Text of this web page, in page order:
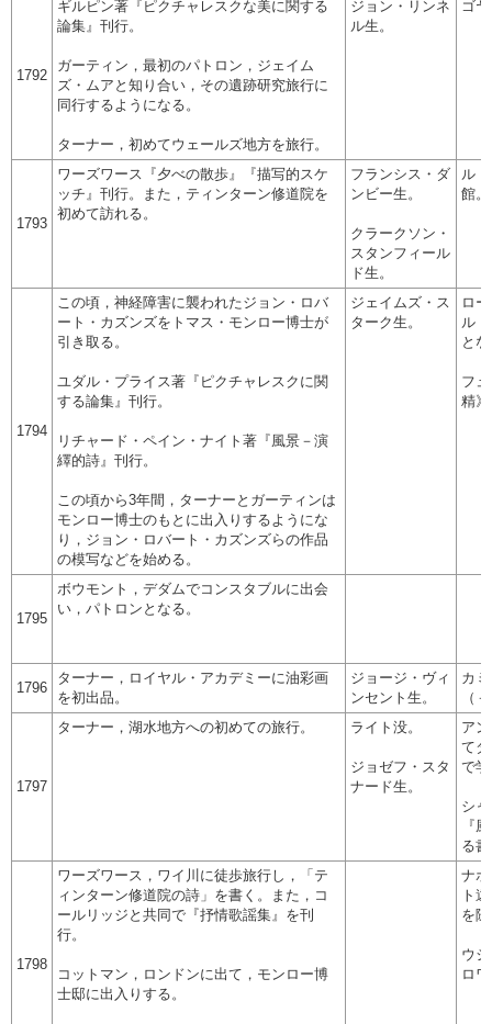
1792
ギルピン著『ピクチャレスクな美に関する
論集』刊行。
ガーティン，最初のパトロン，ジェイム
ズ・ムアと知り合い，その遺跡研究旅行に
同行するようになる。
ターナー，初めてウェールズ地方を旅行。
ジョン・リンネ
ル生。
ゴ
1793
ワーズワース『夕べの散歩』『描写的スケ
ッチ』刊行。また，ティンターン修道院を
初めて訪れる。
フランシス・ダ
ンビー生。
クラークソン・
スタンフィール
ド生。
ル
館。
1794
この頃，神経障害に襲われたジョン・ロバ
ート・カズンズをトマス・モンロー博士が
引き取る。
ユダル・プライス著『ピクチャレスクに関
する論集』刊行。
リチャード・ペイン・ナイト著『風景－演
繹的詩』刊行。
この頃から3年間，ターナーとガーティンは
モンロー博士のもとに出入りするようにな
り，ジョン・ロバート・カズンズらの作品
の模写などを始める。
ジェイムズ・ス
ターク生。
ロ
ル
と
フ
精》
1795
ボウモント，デダムでコンスタブルに出会
い，パトロンとなる。
1796
ターナー，ロイヤル・アカデミーに油彩画
を初出品。
ジョージ・ヴィ
ンセント生。
カ
（
1797
ターナー，湖水地方への初めての旅行。 ライト没。
ジョゼフ・スタ
ナード生。
ア
て
で
シ
『
る
1798
ワーズワース，ワイ川に徒歩旅行し，「テ
ィンターン修道院の詩」を書く。また，コ
ールリッジと共同で『抒情歌謡集』を刊
行。
コットマン，ロンドンに出て，モンロー博
士邸に出入りする。
ナ
ト
を
ウ
ロ